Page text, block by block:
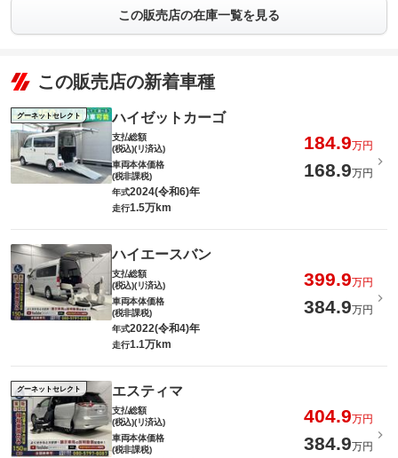
この販売店の在庫一覧を見る
この販売店の新着車種
グーネットセレクト ハイゼットカーゴ
支払総額
(税込)(リ済込)
184.9万円
車両本体価格
(税非課税)
168.9万円
年式2024(令和6)年
走行1.5万km
ハイエースバン
支払総額
(税込)(リ済込)
399.9万円
車両本体価格
(税非課税)
384.9万円
年式2022(令和4)年
走行1.1万km
グーネットセレクト エスティマ
支払総額
(税込)(リ済込)
404.9万円
車両本体価格
(税非課税)
384.9万円